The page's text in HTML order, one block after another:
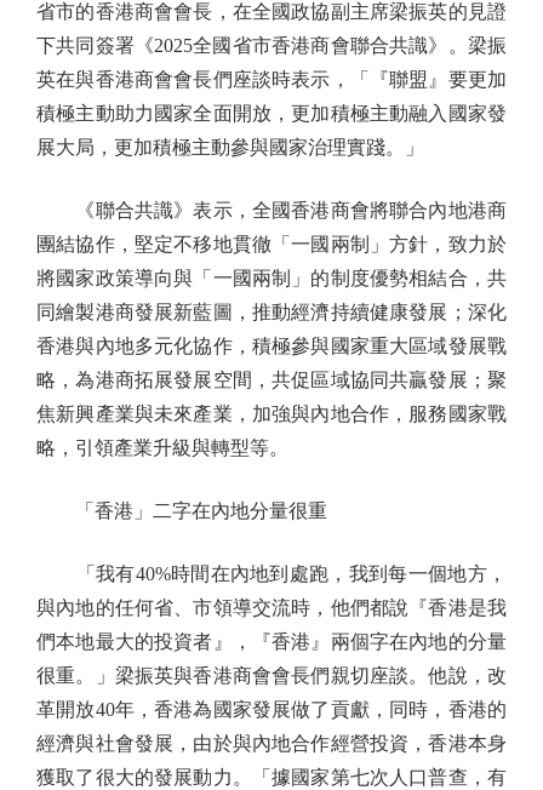
省市的香港商會會長，在全國政協副主席梁振英的見證
下共同簽署《2025全國省市香港商會聯合共識》。梁振
英在與香港商會會長們座談時表示，「『聯盟』要更加
積極主動助力國家全面開放，更加積極主動融入國家發
展大局，更加積極主動參與國家治理實踐。」
《聯合共識》表示，全國香港商會將聯合內地港商
團結協作，堅定不移地貫徹「一國兩制」方針，致力於
將國家政策導向與「一國兩制」的制度優勢相結合，共
同繪製港商發展新藍圖，推動經濟持續健康發展；深化
香港與內地多元化協作，積極參與國家重大區域發展戰
略，為港商拓展發展空間，共促區域協同共贏發展；聚
焦新興產業與未來產業，加強與內地合作，服務國家戰
略，引領產業升級與轉型等。
「香港」二字在內地分量很重
「我有40%時間在內地到處跑，我到每一個地方，
與內地的任何省、市領導交流時，他們都說『香港是我
們本地最大的投資者』，『香港』兩個字在內地的分量
很重。」梁振英與香港商會會長們親切座談。他說，改
革開放40年，香港為國家發展做了貢獻，同時，香港的
經濟與社會發展，由於與內地合作經營投資，香港本身
獲取了很大的發展動力。「據國家第七次人口普查，有